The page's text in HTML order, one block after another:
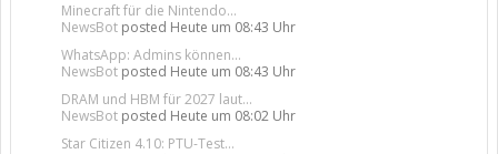
Minecraft für die Nintendo...
NewsBot posted Heute um 08:43 Uhr
WhatsApp: Admins können...
NewsBot posted Heute um 08:43 Uhr
DRAM und HBM für 2027 laut...
NewsBot posted Heute um 08:02 Uhr
Star Citizen 4.10: PTU-Test...